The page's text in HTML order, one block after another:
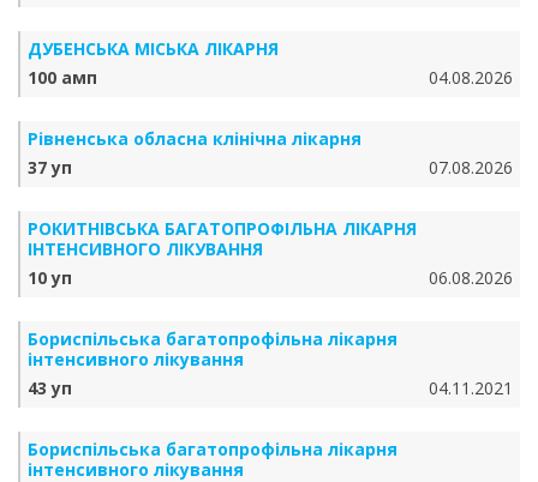
ДУБЕНСЬКА МІСЬКА ЛІКАРНЯ
100 амп
04.08.2026
Рівненська обласна клінічна лікарня
37 уп
07.08.2026
РОКИТНІВСЬКА БАГАТОПРОФІЛЬНА ЛІКАРНЯ
ІНТЕНСИВНОГО ЛІКУВАННЯ
10 уп
06.08.2026
Бориспільська багатопрофільна лікарня
інтенсивного лікування
43 уп
04.11.2021
Бориспільська багатопрофільна лікарня
інтенсивного лікування